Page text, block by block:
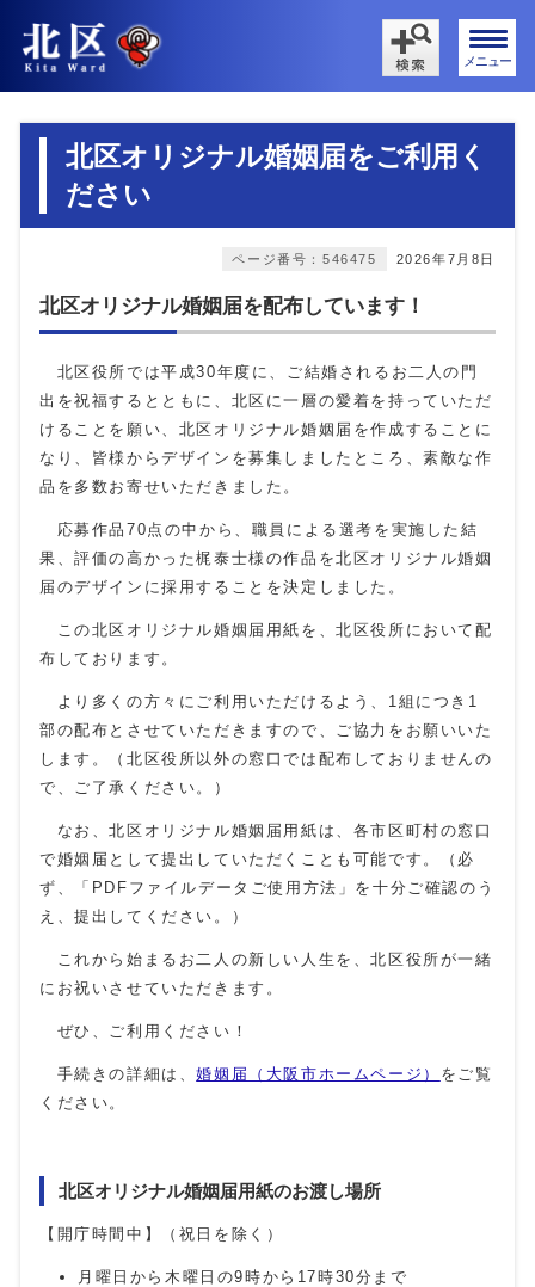
メニュー
北区オリジナル婚姻届をご利用く
ださい
2026年7月8日
ページ番号：546475
北区オリジナル婚姻届を配布しています！
北区役所では平成30年度に、ご結婚されるお二人の門
出を祝福するとともに、北区に一層の愛着を持っていただ
けることを願い、北区オリジナル婚姻届を作成することに
なり、皆様からデザインを募集しましたところ、素敵な作
品を多数お寄せいただきました。
応募作品70点の中から、職員による選考を実施した結
果、評価の高かった梶泰士様の作品を北区オリジナル婚姻
届のデザインに採用することを決定しました。
この北区オリジナル婚姻届用紙を、北区役所において配
布しております。
より多くの方々にご利用いただけるよう、1組につき1
部の配布とさせていただきますので、ご協力をお願いいた
します。（北区役所以外の窓口では配布しておりませんの
で、ご了承ください。）
なお、北区オリジナル婚姻届用紙は、各市区町村の窓口
で婚姻届として提出していただくことも可能です。（必
ず、「PDFファイルデータご使用方法」を十分ご確認のう
え、提出してください。）
これから始まるお二人の新しい人生を、北区役所が一緒
にお祝いさせていただきます。
ぜひ、ご利用ください！
手続きの詳細は、婚姻届（大阪市ホームページ） をご覧
ください。
北区オリジナル婚姻届用紙のお渡し場所
【開庁時間中】（祝日を除く）
月曜日から木曜日の9時から17時30分まで